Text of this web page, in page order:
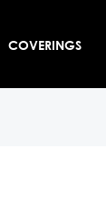
COVERINGS